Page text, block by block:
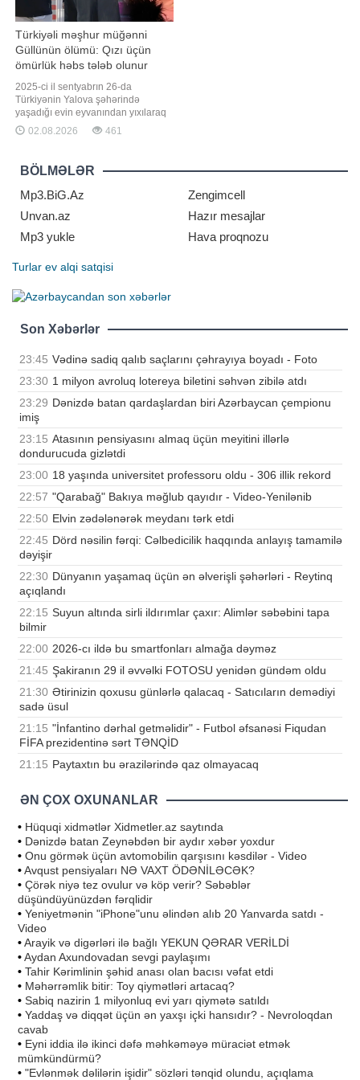
Türkiyəli məşhur müğənni
Güllünün ölümü: Qızı üçün
ömürlük həbs tələb olunur
2025-ci il sentyabrın 26-da
Türkiyənin Yalova şəhərində
yaşadığı evin eyvanından yıxılaraq
həyatını itirən tanınmış müğənni
Güllünün ölümü ilə bağlı aparılan
bu barədə "Haber Global" telekanalı
məlumat yayıb. Bildirilib ki, Yalova
Baş Prokurorluğu tərəfində
02.08.2026 461
BÖLMƏLƏR
Mp3.BiG.Az
Zengimcell
Unvan.az
Hazır mesajlar
Mp3 yukle
Hava proqnozu
Turlar ev alqi satqisi
Son Xəbərlər
23:45 Vədinə sadiq qalıb saçlarını çəhrayıya boyadı - Foto
23:30 1 milyon avroluq lotereya biletini səhvən zibilə atdı
23:29 Dənizdə batan qardaşlardan biri Azərbaycan çempionu
imiş
23:15 Atasının pensiyasını almaq üçün meyitini illərlə
dondurucuda gizlətdi
23:00 18 yaşında universitet professoru oldu - 306 illik rekord
22:57 "Qarabağ" Bakıya məğlub qayıdır - Video-Yenilənib
22:50 Elvin zədələnərək meydanı tərk etdi
22:45 Dörd nəsilin fərqi: Cəlbedicilik haqqında anlayış tamamilə
dəyişir
22:30 Dünyanın yaşamaq üçün ən əlverişli şəhərləri - Reytinq
açıqlandı
22:15 Suyun altında sirli ildırımlar çaxır: Alimlər səbəbini tapa
bilmir
22:00 2026-cı ildə bu smartfonları almağa dəyməz
21:45 Şakiranın 29 il əvvəlki FOTOSU yenidən gündəm oldu
21:30 Ətirinizin qoxusu günlərlə qalacaq - Satıcıların demədiyi
sadə üsul
21:15 "İnfantino dərhal getməlidir" - Futbol əfsanəsi Fiqudan
FİFA prezidentinə sərt TƏNQİD
21:15 Paytaxtın bu ərazilərində qaz olmayacaq
ƏN ÇOX OXUNANLAR
• Hüquqi xidmətlər Xidmetler.az saytında
• Dənizdə batan Zeynəbdən bir aydır xəbər yoxdur
• Onu görmək üçün avtomobilin qarşısını kəsdilər - Video
•Avqust pensiyaları NƏ VAXT ÖDƏNİLƏCƏK?
• Çörək niyə tez ovulur və köp verir? Səbəblər
düşündüyünüzdən fərqlidir
• Yeniyetmənin "iPhone"unu əlindən alıb 20 Yanvarda satdı -
Video
•Arayik və digərləri ilə bağlı YEKUN QƏRAR VERİLDİ
•Aydan Axundovadan sevgi paylaşımı
• Tahir Kərimlinin şəhid anası olan bacısı vəfat etdi
• Məhərrəmlik bitir: Toy qiymətləri artacaq?
• Sabiq nazirin 1 milyonluq evi yarı qiymətə satıldı
• Yaddaş və diqqət üçün ən yaxşı içki hansıdır? - Nevroloqdan
cavab
• Eyni iddia ilə ikinci dəfə məhkəməyə müraciət etmək
mümkündürmü?
• "Evlənmək dəlilərin işidir" sözləri tənqid olundu, açıqlama